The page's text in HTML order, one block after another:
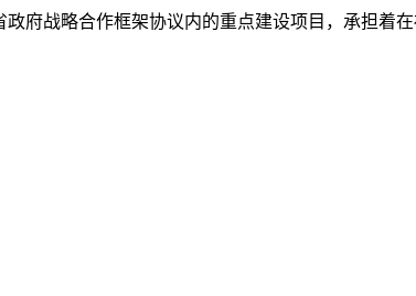
府战略合作框架协议内的重点建设项目，承担着